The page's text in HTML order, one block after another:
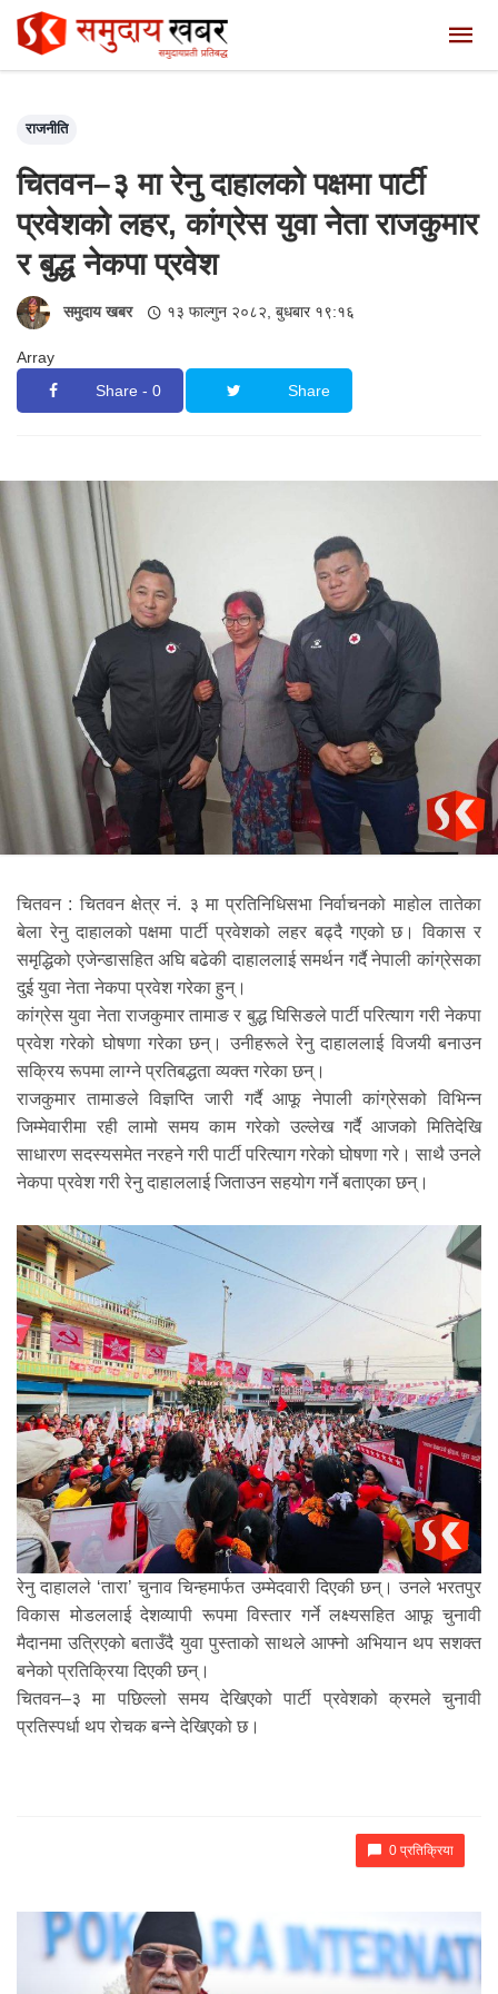
राजनीति
चितवन–३ मा रेनु दाहालको पक्षमा पार्टी
प्रवेशको लहर, कांग्रेस युवा नेता राजकुमार
र बुद्ध नेकपा प्रवेश
समुदाय खबर १३ फाल्गुन २०८२, बुधबार १९:१६
Array
Share - 0
Share
चितवन : चितवन क्षेत्र नं. ३ मा प्रतिनिधिसभा निर्वाचनको माहोल तातेका
बेला रेनु दाहालको पक्षमा पार्टी प्रवेशको लहर बढ्दै गएको छ। विकास र
समृद्धिको एजेन्डासहित अघि बढेकी दाहाललाई समर्थन गर्दै नेपाली कांग्रेसका
दुई युवा नेता नेकपा प्रवेश गरेका हुन्।
कांग्रेस युवा नेता राजकुमार तामाङ र बुद्ध घिसिङले पार्टी परित्याग गरी नेकपा
प्रवेश गरेको घोषणा गरेका छन्। उनीहरूले रेनु दाहाललाई विजयी बनाउन
सक्रिय रूपमा लाग्ने प्रतिबद्धता व्यक्त गरेका छन्।
राजकुमार तामाङले विज्ञप्ति जारी गर्दै आफू नेपाली कांग्रेसको विभिन्न
जिम्मेवारीमा रही लामो समय काम गरेको उल्लेख गर्दै आजको मितिदेखि
साधारण सदस्यसमेत नरहने गरी पार्टी परित्याग गरेको घोषणा गरे। साथै उनले
नेकपा प्रवेश गरी रेनु दाहाललाई जिताउन सहयोग गर्ने बताएका छन्।
रेनु दाहालले ‘तारा’ चुनाव चिन्हमार्फत उम्मेदवारी दिएकी छन्। उनले भरतपुर
विकास मोडललाई देशव्यापी रूपमा विस्तार गर्ने लक्ष्यसहित आफू चुनावी
मैदानमा उत्रिएको बताउँदै युवा पुस्ताको साथले आफ्नो अभियान थप सशक्त
बनेको प्रतिक्रिया दिएकी छन्।
चितवन–३ मा पछिल्लो समय देखिएको पार्टी प्रवेशको क्रमले चुनावी
प्रतिस्पर्धा थप रोचक बन्ने देखिएको छ।
0 प्रतिक्रिया